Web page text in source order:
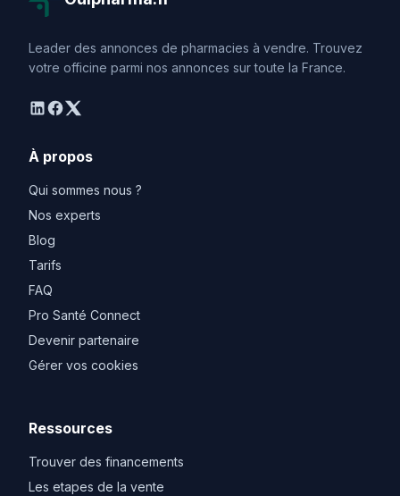
Leader des annonces de pharmacies à vendre. Trouvez
votre officine parmi nos annonces sur toute la France.
linkedin
facebook
twitter
À propos
Qui sommes nous ?
Nos experts
Blog
Tarifs
FAQ
Pro Santé Connect
Devenir partenaire
Gérer vos cookies
Ressources
Trouver des financements
Les etapes de la vente